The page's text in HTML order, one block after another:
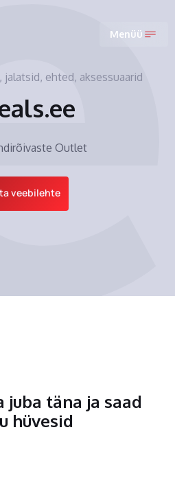
Menüü
jalatsid, ehted, aksessuaarid
Outlet
veebilehte
täna ja saad
hüvesid